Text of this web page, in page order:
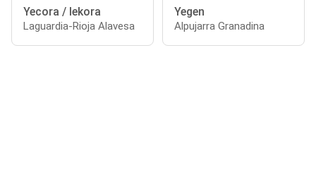
Yecora / Iekora
Laguardia-Rioja Alavesa
Yegen
Alpujarra Granadina